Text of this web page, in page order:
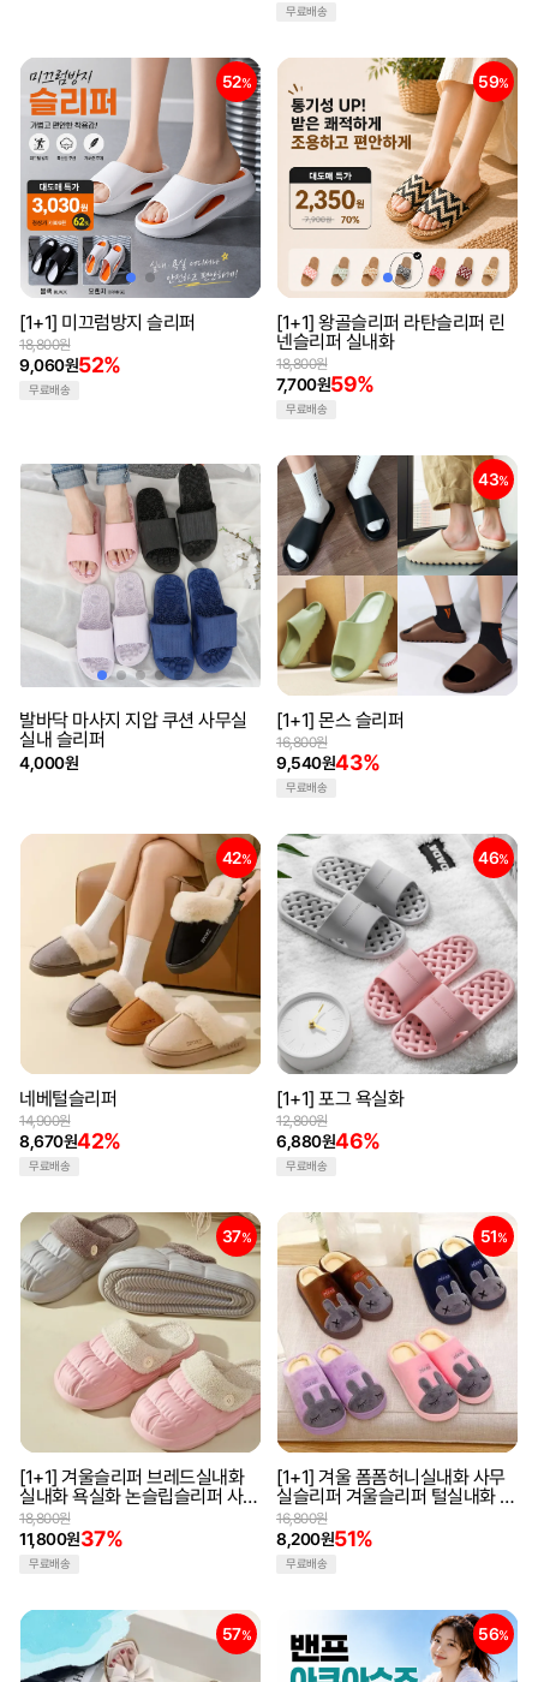
무료배송
52%
[1+1] 미끄럼방지 슬리퍼
9,060원52%
18,800원
무료배송
59%
[1+1] 왕골슬리퍼 라탄슬리퍼 린
넨슬리퍼 실내화
7,700원59%
18,800원
무료배송
발바닥 마사지 지압 쿠션 사무실
실내 슬리퍼
4,000원
43%
[1+1] 몬스 슬리퍼
9,540원43%
16,800원
무료배송
42%
네베털슬리퍼
8,670원42%
14,900원
무료배송
46%
[1+1] 포그 욕실화
6,880원46%
12,800원
무료배송
37%
[1+1] 겨울슬리퍼 브레드실내화
실내화 욕실화 논슬립슬리퍼 사무
실슬리퍼
11,800원37%
18,800원
무료배송
51%
[1+1] 겨울 폼폼허니실내화 사무
실슬리퍼 겨울슬리퍼 털실내화 거
실화 보온실내화 방한슬리퍼
8,200원51%
16,800원
무료배송
57% 56%